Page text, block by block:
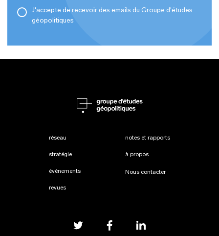
J'accepte de recevoir des emails du Groupe d'études
géopolitiques
réseau
stratégie
événements
revues
notes et rapports
à propos
Nous contacter